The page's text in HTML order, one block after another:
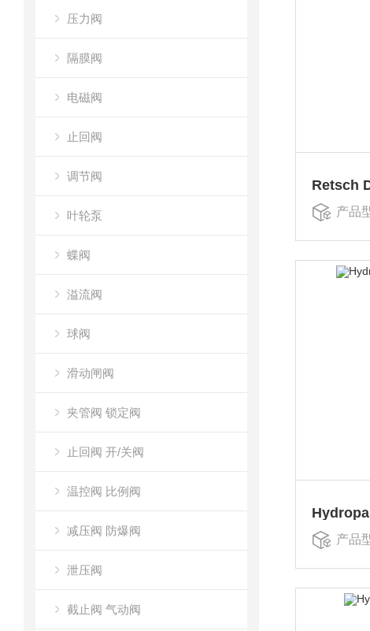
压力阀
隔膜阀
电磁阀
止回阀
调节阀
叶轮泵
蝶阀
溢流阀
球阀
滑动闸阀
夹管阀 锁定阀
止回阀 开/关阀
温控阀 比例阀
减压阀 防爆阀
泄压阀
截止阀 气动阀
Retsch
产品
产品